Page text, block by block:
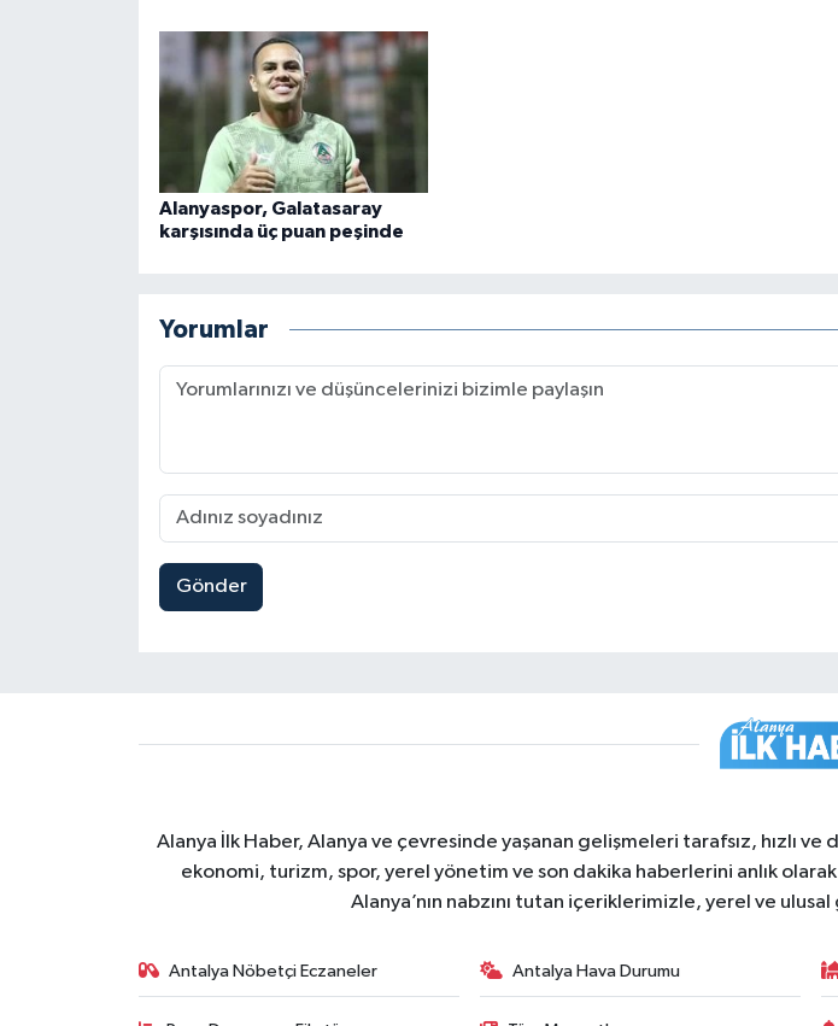
Alanyaspor, Galatasaray
karşısında üç puan peşinde
Yorumlar
Gönder
Alanya İlk Haber, Alanya ve çevresinde yaşanan gelişmeleri tarafsız, hızlı
ekonomi, turizm, spor, yerel yönetim ve son dakika haberlerini anlık
Alanya’nın nabzını tutan içeriklerimizle, yerel ve
Antalya Nöbetçi Eczaneler Antalya Hava Durumu